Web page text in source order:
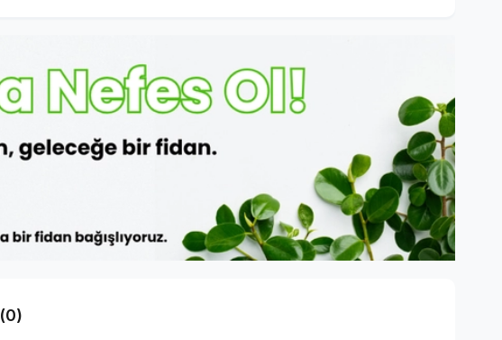
(0)